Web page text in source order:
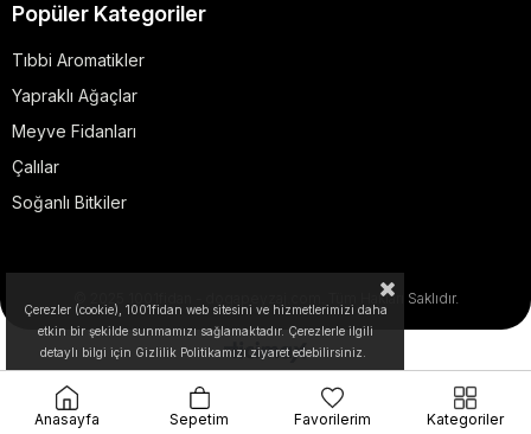
Popüler Kategoriler
Tıbbi Aromatikler
Yapraklı Ağaçlar
Meyve Fidanları
Çalılar
Soğanlı Bitkiler
© 2025 1001fidan - dogapeyzaj.com. Tüm Hakları Saklıdır.
Çerezler (cookie), 1001fidan web sitesini ve hizmetlerimizi daha
etkin bir şekilde sunmamızı sağlamaktadır. Çerezlerle ilgili
detaylı bilgi için Gizlilik Politikamızı ziyaret edebilirsiniz.
Anasayfa Sepetim Favorilerim Kategoriler